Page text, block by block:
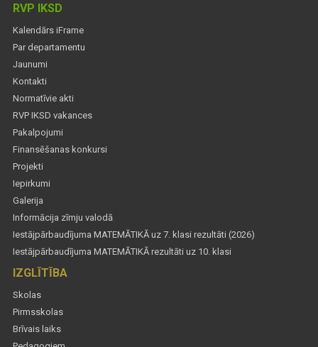
RVP IKSD
Kalendārs iFrame
Par departamentu
Jaunumi
Kontakti
Normatīvie akti
RVP IKSD vakances
Pakalpojumi
Finansēšanas konkursi
Projekti
Iepirkumi
Galerija
Informācija zīmju valodā
Iestājpārbaudījuma MATEMĀTIKĀ uz 7. klasi rezultāti (2026)
Iestājpārbaudījuma MATEMĀTIKĀ rezultāti uz 10. klasi
IZGLĪTĪBA
Skolas
Pirmsskolas
Brīvais laiks